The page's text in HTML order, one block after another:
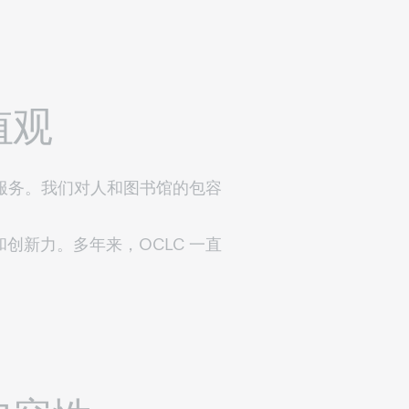
观
。我们对人和图书馆的包容
新力。多年来，OCLC 一直